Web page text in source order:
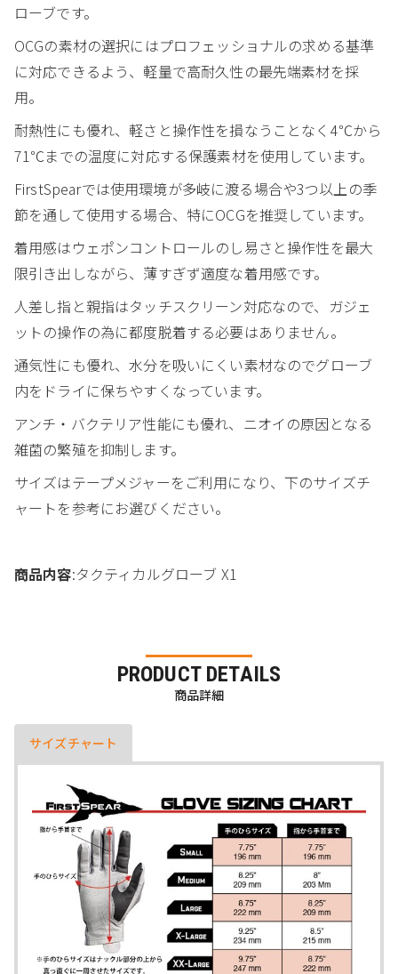
ローブです。
OCGの素材の選択にはプロフェッショナルの求める基準
に対応できるよう、軽量で高耐久性の最先端素材を採
用。
耐熱性にも優れ、軽さと操作性を損なうことなく4℃から
71℃までの温度に対応する保護素材を使用しています。
FirstSpearでは使用環境が多岐に渡る場合や3つ以上の季
節を通して使用する場合、特にOCGを推奨しています。
着用感はウェポンコントロールのし易さと操作性を最大
限引き出しながら、薄すぎず適度な着用感です。
人差し指と親指はタッチスクリーン対応なので、ガジェ
ットの操作の為に都度脱着する必要はありません。
通気性にも優れ、水分を吸いにくい素材なのでグローブ
内をドライに保ちやすくなっています。
アンチ・バクテリア性能にも優れ、ニオイの原因となる
雑菌の繁殖を抑制します。
サイズはテープメジャーをご利用になり、下のサイズチ
ャートを参考にお選びください。
商品内容:タクティカルグローブ X1
PRODUCT DETAILS
商品詳細
サイズチャート